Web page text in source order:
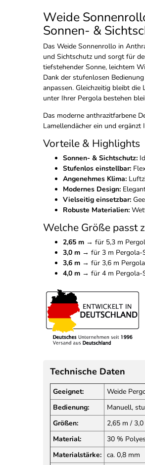
Weide
Sonnen- &
Das Weide Sonnenrollo in
und Sichtschutz und sorgt für
tiefstehender Sonne, leichtem
Dank der stufenlosen
anpassen. Gleichzeitig bleibt
unter Ihrer Pergola bestehen
Das moderne anthrazitfarbene
Lamellendächer ein und
Vorteile & Highlights
Sonnen- & Sichtschutz:
Stufenlos einstellbar:
Angenehmes Klima:
Modernes Design:
Vielseitig einsetzbar:
Robuste Materialien:
Welche Größe passt
2,65 m → für 5,3 m
3,0 m → für 3 m Pergola-
3,6 m → für 3,6 m
4,0 m → für 4 m Pergola-
Technische Daten
Geeignet:
Weide
Bedienung:
Manuell,
Größen:
2,65 m /
Material:
30 %
Materialstärke: ca. 0,8 mm